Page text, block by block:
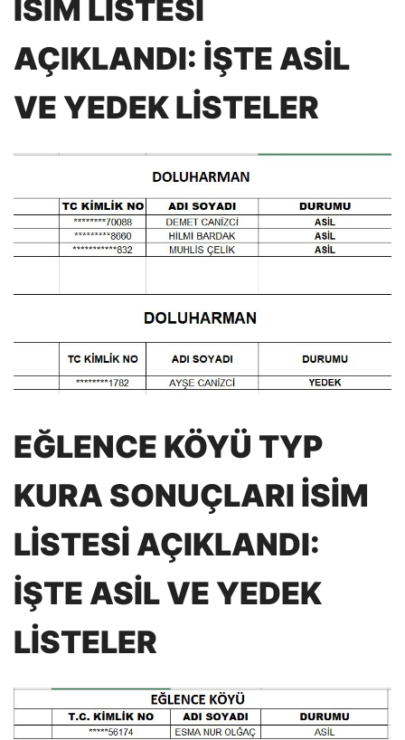
İSİM LİSTESİ
AÇIKLANDI: İŞTE ASİL
VE YEDEK LİSTELER
EĞLENCE KÖYÜ TYP
KURA SONUÇLARI İSİM
LİSTESİ AÇIKLANDI:
İŞTE ASİL VE YEDEK
LİSTELER